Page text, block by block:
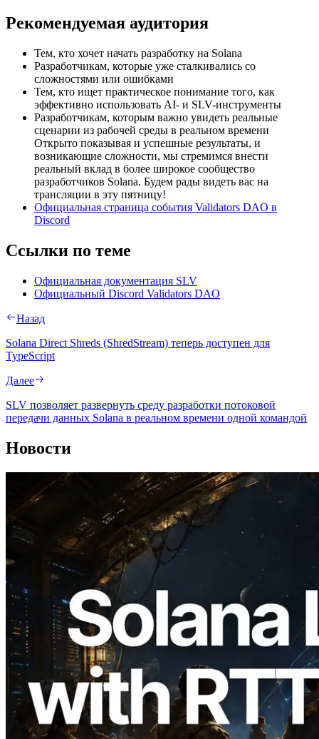
Рекомендуемая аудитория
Тем, кто хочет начать разработку на Solana
Разработчикам, которые уже сталкивались со
сложностями или ошибками
Тем, кто ищет практическое понимание того, как
эффективно использовать AI- и SLV-инструменты
Разработчикам, которым важно увидеть реальные
сценарии из рабочей среды в реальном времени
Открыто показывая и успешные результаты, и
возникающие сложности, мы стремимся внести
реальный вклад в более широкое сообщество
разработчиков Solana. Будем рады видеть вас на
трансляции в эту пятницу!
Официальная страница события Validators DAO в
Discord
Ссылки по теме
Официальная документация SLV
Официальный Discord Validators DAO
Назад
Solana Direct Shreds (ShredStream) теперь доступен для
TypeScript
Далее
SLV позволяет развернуть среду разработки потоковой
передачи данных Solana в реальном времени одной командой
Новости
2026.08.05
ERPC расширяет Solana Leader Slot
API измерением ping из 7 глобальных
регионов — также запущен Validators
Information API